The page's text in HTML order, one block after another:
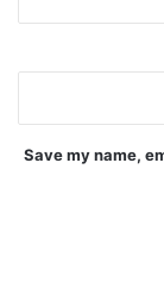
Save my name,